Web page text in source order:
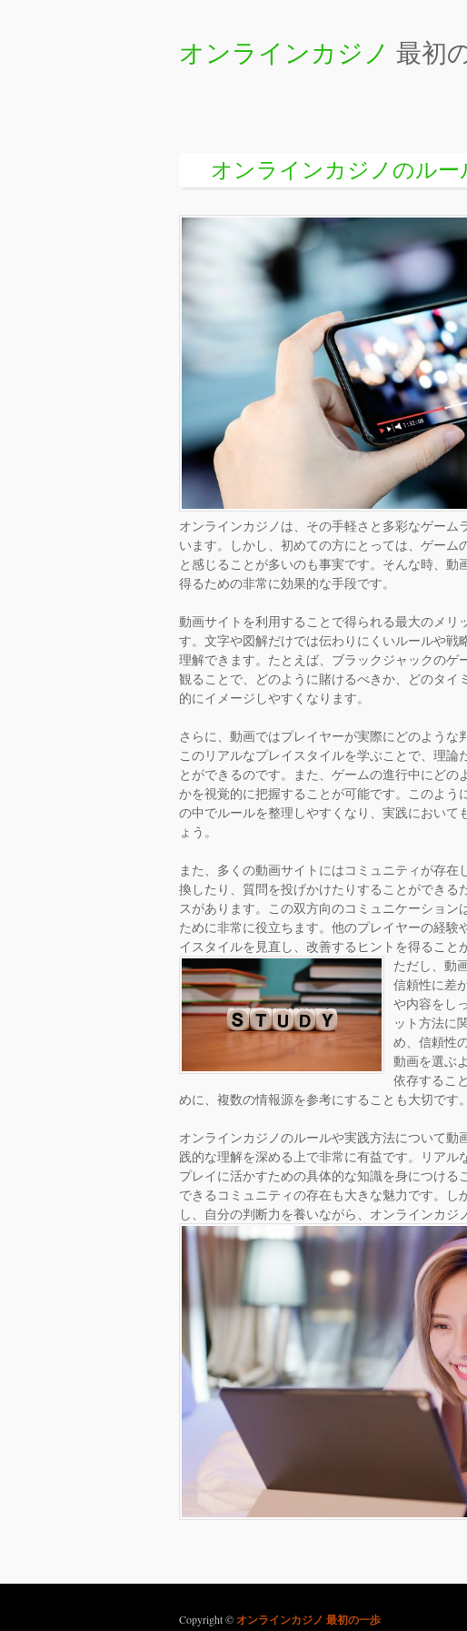
オンラインカジノ 最初
オンラインカジノのルー
オンラインカジノは、その手軽さと多彩なゲー
います。しかし、初めての方にとっては、ゲー
と感じることが多いのも事実です。そんな時、
得るための非常に効果的な手段です。
動画サイトを利用することで得られる最大のメ
す。文字や図解だけでは伝わりにくいルールや
理解できます。たとえば、ブラックジャックの
観ることで、どのように賭けるべきか、どのタ
的にイメージしやすくなります。
さらに、動画ではプレイヤーが実際にどのような
このリアルなプレイスタイルを学ぶことで、理
とができるのです。また、ゲームの進行中にど
かを視覚的に把握することが可能です。このよ
の中でルールを整理しやすくなり、実践において
ょう。
また、多くの動画サイトにはコミュニティが存
換したり、質問を投げかけたりすることができ
スがあります。この双方向のコミュニケーショ
ために非常に役立ちます。他のプレイヤーの経
イスタイルを見直し、改善するヒントを得ること
ただし、動
信頼性に差
や内容をし
ット方法に
め、信頼性
動画を選ぶ
依存するこ
めに、複数の情報源を参考にすることも大切です。
オンラインカジノのルールや実践方法について
践的な理解を深める上で非常に有益です。リア
プレイに活かすための具体的な知識を身につけ
できるコミュニティの存在も大きな魅力です。
し、自分の判断力を養いながら、オンラインカジ
Copyright © オンラインカジノ 最初の一歩